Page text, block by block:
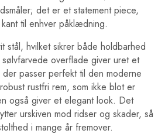
det er et statement piece,
til enhver påklædning.
stål, hvilket sikrer både holdbarhed
overflade giver uret et
der passer perfekt til den moderne
rustfri rem, som ikke blot er
også giver et elegant look. Det
urskiven mod ridser og skader, så
i mange år fremover.